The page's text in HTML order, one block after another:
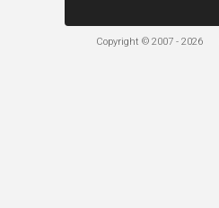
Copyright © 2007 - 2026